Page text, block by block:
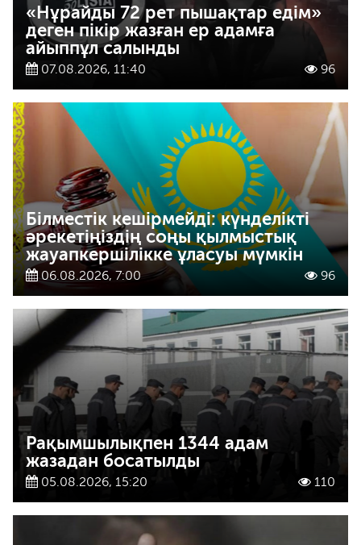
«Нұрайды 72 рет пышақтар едім»
деген пікір жазған ер адамға
айыппұл салынды
07.08.2026, 11:40 96
Білместік кешірмейді: күнделікті
әрекетіңіздің соңы қылмыстық
жауапкершілікке ұласуы мүмкін
06.08.2026, 7:00 96
Рақымшылықпен 1344 адам
жазадан босатылды
05.08.2026, 15:20 110